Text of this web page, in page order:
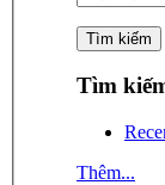
Tìm
Thêm...